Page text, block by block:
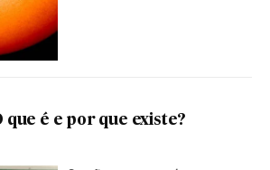
que é e por que existe?